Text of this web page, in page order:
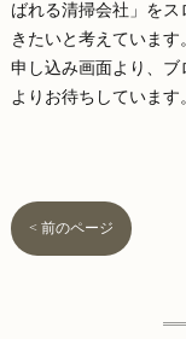
ばれる清掃会社」を
きたいと考えていま
申し込み画面より、
よりお待ちしています
< 前のページ